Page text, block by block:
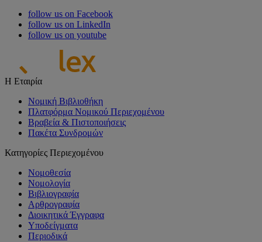
follow us on Facebook
follow us on LinkedIn
follow us on youtube
Η Εταιρία
Νομική Βιβλιοθήκη
Πλατφόρμα Νομικού Περιεχομένου
Βραβεία & Πιστοποιήσεις
Πακέτα Συνδρομών
Κατηγορίες Περιεχομένου
Νομοθεσία
Νομολογία
Βιβλιογραφία
Αρθρογραφία
Διοικητικά Έγγραφα
Υποδείγματα
Περιοδικά